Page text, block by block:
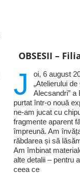
OBSESII –
J
oi, 6 august
„Atelierului de
Alecsandri” a
purtat într-o nouă
ne-am jucat cu
fragmente aparent
împreună. Am
răbdarea și să
Am îmbinat
alte detalii – pentru
ceea ce